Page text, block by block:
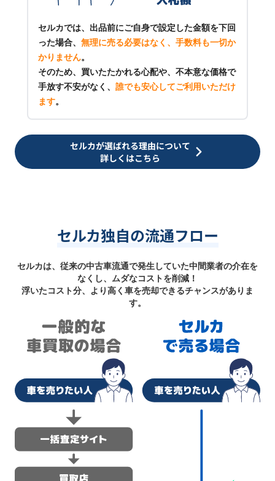
セルカでは、出品前にご自身で設定した金額を下回
った場合、 無理に売る必要はなく、手数料も一切か
かりません。
そのため、買いたたかれる心配や、不本意な価格で
手放す不安がなく、 誰でも安心してご利用いただけ
ます。
セルカが選ばれる理由について
詳しくはこちら
セルカ独自の流通フロー
セルカは、従来の中古車流通で発生していた中間業者の介在を
なくし、ムダなコストを削減！
浮いたコスト分、より高く車を売却できるチャンスがありま
す。